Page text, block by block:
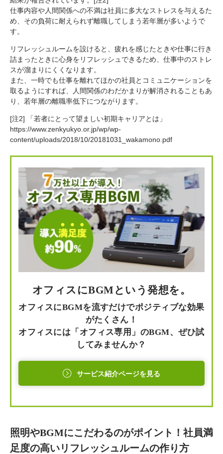
仕事内容や人間関係への不満は社員に多大なストレスを与えるた
め、その負荷に耐えられず離職してしまう若年層が多いようで
す。
リフレッシュルームを設けると、疲れを感じたときや仕事に行き
詰まったときに心身をリフレッシュできるため、仕事中のストレ
スが溜まりにくくなります。
また、一時でも仕事を離れてほかの社員とコミュニケーションを
取るようにすれば、人間関係のわだかまりが解消されることもあ
り、若年層の離職率低下につながります。
[注2] 「若者にとって望ましい初期キャリアとは」
https://www.zenkyukyo.or.jp/wp/wp-
content/uploads/2018/10/20181031_wakamono.pdf
オフィスにBGMという発想を。
オフィスにBGMを流すだけでポジティブな効果
がたくさん！
オフィスには「オフィス専用」のBGM、ぜひ試
してみませんか？
サービス紹介ページを見る
照明やBGMにこだわるのがポイント！社員満
足度の高いリフレッシュルームの作り方